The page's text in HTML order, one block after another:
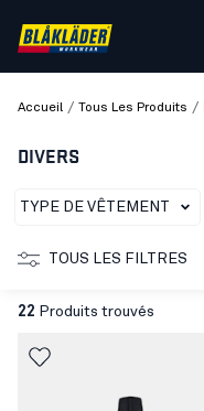
Accueil / Tous Les Produits /
DIVERS
TYPE DE VÊTEMENT
TOUS LES FILTRES
22 Produits trouvés